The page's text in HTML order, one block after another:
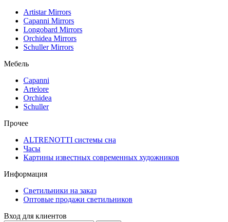
Artistar Mirrors
Capanni Mirrors
Longobard Mirrors
Orchidea Mirrors
Schuller Mirrors
Мебель
Capanni
Artelore
Orchidea
Schuller
Прочее
ALTRENOTTI системы сна
Часы
Картины известных современных художников
Информация
Светильники на заказ
Оптовые продажи светильников
Вход для клиентов